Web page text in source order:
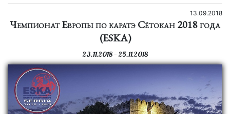
13.09.2018
Чемпионат Европы по каратэ Сётокан 2018 года
(ESKA)
23.11.2018 — 25.11.2018